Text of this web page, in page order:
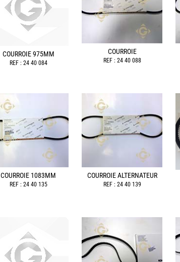
COURROIE 975MM
REF : 24 40 084
COURROIE
REF : 24 40 088
COURROIE 1083MM
REF : 24 40 135
COURROIE ALTERNATEUR
REF : 24 40 139